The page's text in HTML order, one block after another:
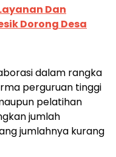
Dan
Dorong Desa
dalam rangka
perguruan tinggi
pelatihan
jumlah
jumlahnya kurang